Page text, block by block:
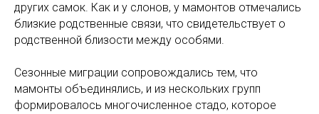
других самок. Как и у слонов, у мамонтов отмечались
близкие родственные связи, что свидетельствует о
родственной близости между особями.
Сезонные миграции сопровождались тем, что
мамонты объединялись, и из нескольких групп
формировалось многочисленное стадо, которое